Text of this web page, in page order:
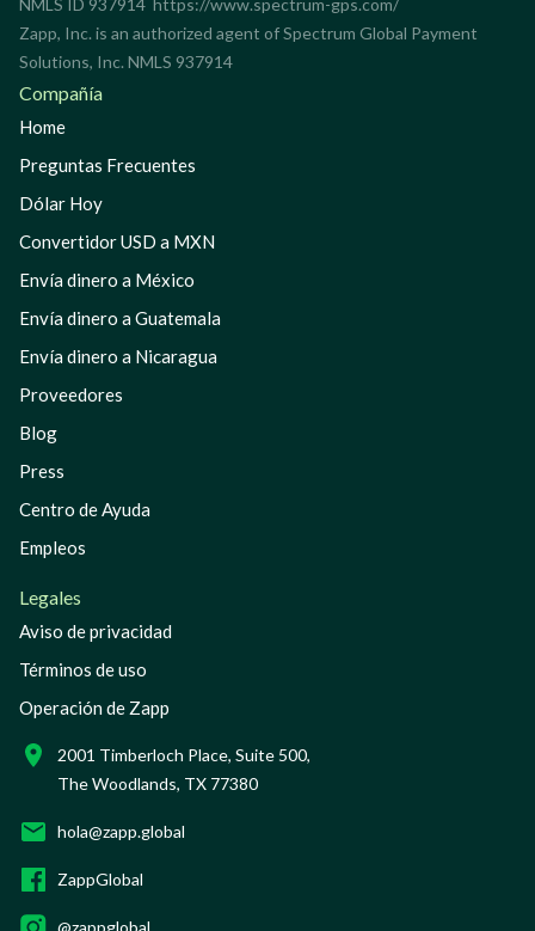
NMLS ID 937914 https://www.spectrum-gps.com/
Zapp, Inc. is an authorized agent of Spectrum Global Payment
Solutions, Inc. NMLS 937914
Compañía
Home
Preguntas Frecuentes
Dólar Hoy
Convertidor USD a MXN
Envía dinero a México
Envía dinero a Guatemala
Envía dinero a Nicaragua
Proveedores
Blog
Press
Centro de Ayuda
Empleos
Legales
Aviso de privacidad
Términos de uso
Operación de Zapp
2001 Timberloch Place, Suite 500,
The Woodlands, TX 77380
hola@zapp.global
ZappGlobal
@zappglobal